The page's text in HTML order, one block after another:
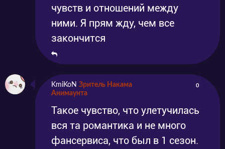
чувств и отношений между
ними. Я прям жду, чем все
закончится
KmiKoN Зритель Накама
Анимаунта
0
Такое чувство, что улетучилась
вся та романтика и не много
фансервиса, что был в 1 сезон.